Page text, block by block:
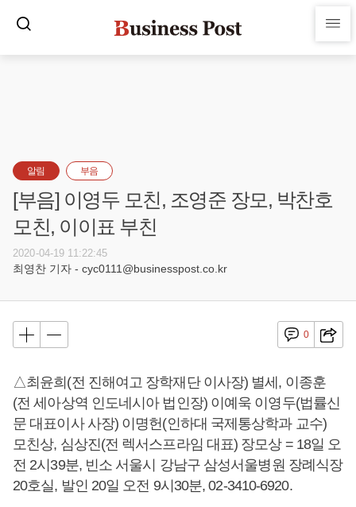
알림 부음
[부음] 이영두 모친, 조영준 장모, 박찬호
모친, 이이표 부친
2020-04-19 11:22:45
최영찬 기자 - cyc0111@businesspost.co.kr
0
△최윤희(전 진해여고 장학재단 이사장) 별세, 이종훈
(전 세아상역 인도네시아 법인장) 이예욱 이영두(법률신
문 대표이사 사장) 이명헌(인하대 국제통상학과 교수)
모친상, 심상진(전 렉서스프라임 대표) 장모상 = 18일 오
전 2시39분, 빈소 서울시 강남구 삼성서울병원 장례식장
20호실, 발인 20일 오전 9시30분, 02-3410-6920.